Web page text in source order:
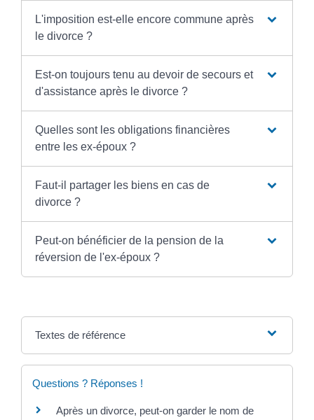
L'imposition est-elle encore commune après
le divorce ?
Est-on toujours tenu au devoir de secours et
d'assistance après le divorce ?
Quelles sont les obligations financières
entre les ex-époux ?
Faut-il partager les biens en cas de
divorce ?
Peut-on bénéficier de la pension de la
réversion de l'ex-époux ?
Textes de référence
Questions ? Réponses !
Après un divorce, peut-on garder le nom de